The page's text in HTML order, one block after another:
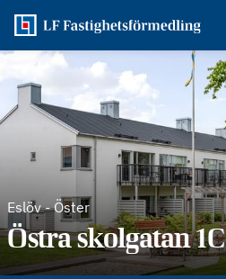
Eslöv-Öster
Östra skolgatan 1C